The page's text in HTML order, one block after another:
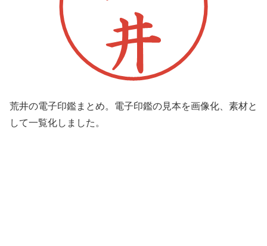
荒井の電子印鑑まとめ。電子印鑑の見本を画像化、素材と
して一覧化しました。